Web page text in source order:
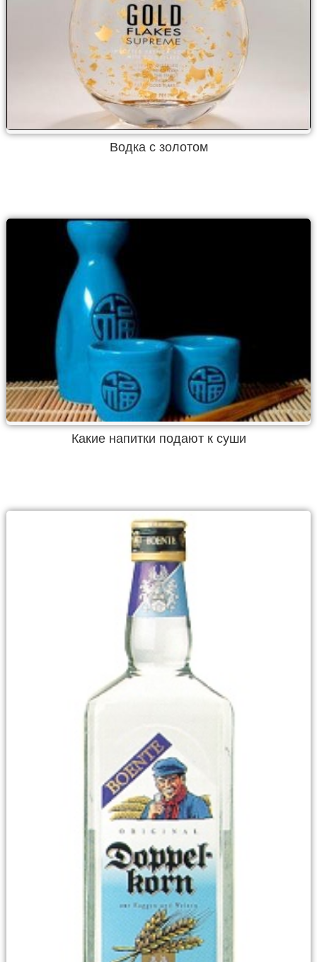
Водка с золотом
Какие напитки подают к суши